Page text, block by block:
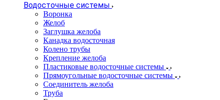
Водосточные системы
Воронка
Желоб
Заглушка желоба
Канадка водосточная
Колено трубы
Крепление желоба
Пластиковые водосточные системы
Прямоугольные водосточные системы
Соединитель желоба
Труба